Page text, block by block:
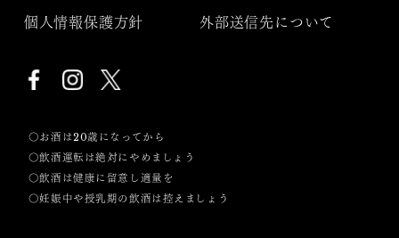
個人情報保護方針 外部送信先について
〇お酒は20歳になってから
〇飲酒運転は絶対にやめましょう
〇飲酒は健康に留意し適量を
〇妊娠中や授乳期の飲酒は控えましょう